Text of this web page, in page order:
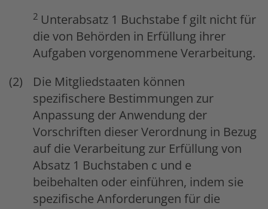
2 Unterabsatz 1 Buchstabe f gilt nicht für
die von Behörden in Erfüllung ihrer
Aufgaben vorgenommene Verarbeitung.
Die Mitgliedstaaten können
spezifischere Bestimmungen zur
Anpassung der Anwendung der
Vorschriften dieser Verordnung in Bezug
auf die Verarbeitung zur Erfüllung von
Absatz 1 Buchstaben c und e
beibehalten oder einführen, indem sie
spezifische Anforderungen für die